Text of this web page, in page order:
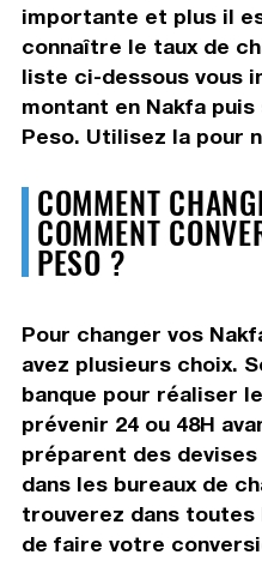
importante et plus il
connaître le taux de
liste ci-dessous vous
montant en Nakfa
Peso. Utilisez la pour
COMMENT
COMMENT
PESO ?
Pour changer vos
avez plusieurs choix.
banque pour réaliser
prévenir 24 ou 48H
préparent des devises
dans les bureaux de
trouverez dans toutes
de faire votre